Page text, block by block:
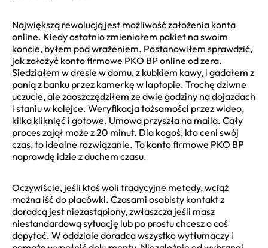
Największą rewolucją jest możliwość założenia konta
online. Kiedy ostatnio zmieniałem pakiet na swoim
koncie, byłem pod wrażeniem. Postanowiłem sprawdzić,
jak założyć konto firmowe PKO BP online od zera.
Siedziałem w dresie w domu, z kubkiem kawy, i gadałem z
panią z banku przez kamerkę w laptopie. Trochę dziwne
uczucie, ale zaoszczędziłem ze dwie godziny na dojazdach
i staniu w kolejce. Weryfikacja tożsamości przez wideo,
kilka kliknięć i gotowe. Umowa przyszła na maila. Cały
proces zajął może z 20 minut. Dla kogoś, kto ceni swój
czas, to idealne rozwiązanie. To konto firmowe PKO BP
naprawdę idzie z duchem czasu.
Oczywiście, jeśli ktoś woli tradycyjne metody, wciąż
można iść do placówki. Czasami osobisty kontakt z
doradcą jest niezastąpiony, zwłaszcza jeśli masz
niestandardową sytuację lub po prostu chcesz o coś
dopytać. W oddziale doradca wszystko wytłumaczy i